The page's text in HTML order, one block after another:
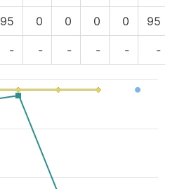
95 0 0 0 0 95
- - - - - -